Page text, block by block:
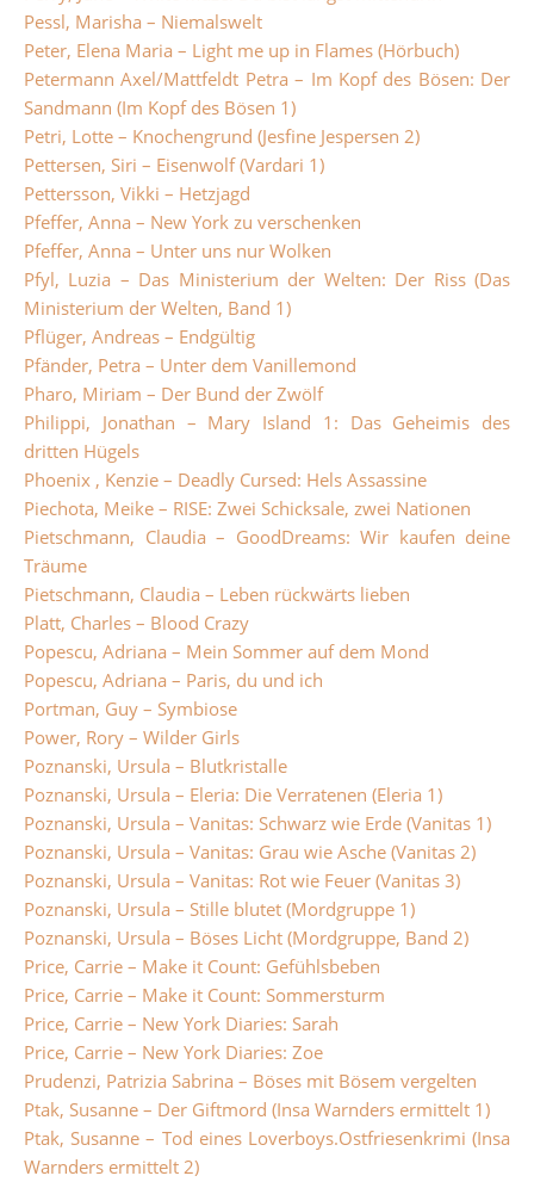
Pessl, Marisha – Niemalswelt
Peter, Elena Maria – Light me up in Flames (Hörbuch)
Petermann Axel/Mattfeldt Petra – Im Kopf des Bösen: Der
Sandmann (Im Kopf des Bösen 1)
Petri, Lotte – Knochengrund (Jesfine Jespersen 2)
Pettersen, Siri – Eisenwolf (Vardari 1)
Pettersson, Vikki – Hetzjagd
Pfeffer, Anna – New York zu verschenken
Pfeffer, Anna – Unter uns nur Wolken
Pfyl, Luzia – Das Ministerium der Welten: Der Riss (Das
Ministerium der Welten, Band 1)
Pflüger, Andreas – Endgültig
Pfänder, Petra – Unter dem Vanillemond
Pharo, Miriam – Der Bund der Zwölf
Philippi, Jonathan – Mary Island 1: Das Geheimis des
dritten Hügels
Phoenix , Kenzie – Deadly Cursed: Hels Assassine
Piechota, Meike – RISE: Zwei Schicksale, zwei Nationen
Pietschmann, Claudia – GoodDreams: Wir kaufen deine
Träume
Pietschmann, Claudia – Leben rückwärts lieben
Platt, Charles – Blood Crazy
Popescu, Adriana – Mein Sommer auf dem Mond
Popescu, Adriana – Paris, du und ich
Portman, Guy – Symbiose
Power, Rory – Wilder Girls
Poznanski, Ursula – Blutkristalle
Poznanski, Ursula – Eleria: Die Verratenen (Eleria 1)
Poznanski, Ursula – Vanitas: Schwarz wie Erde (Vanitas 1)
Poznanski, Ursula – Vanitas: Grau wie Asche (Vanitas 2)
Poznanski, Ursula – Vanitas: Rot wie Feuer (Vanitas 3)
Poznanski, Ursula – Stille blutet (Mordgruppe 1)
Poznanski, Ursula – Böses Licht (Mordgruppe, Band 2)
Price, Carrie – Make it Count: Gefühlsbeben
Price, Carrie – Make it Count: Sommersturm
Price, Carrie – New York Diaries: Sarah
Price, Carrie – New York Diaries: Zoe
Prudenzi, Patrizia Sabrina – Böses mit Bösem vergelten
Ptak, Susanne – Der Giftmord (Insa Warnders ermittelt 1)
Ptak, Susanne – Tod eines Loverboys.Ostfriesenkrimi (Insa
Warnders ermittelt 2)